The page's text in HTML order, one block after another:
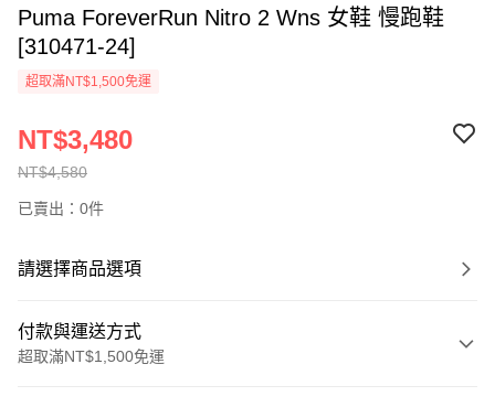
Puma ForeverRun Nitro 2 Wns 女鞋 慢跑鞋
[310471-24]
超取滿NT$1,500免運
NT$4,580
NT$3,480
已賣出：0件
請選擇商品選項
付款與運送方式
超取滿NT$1,500免運